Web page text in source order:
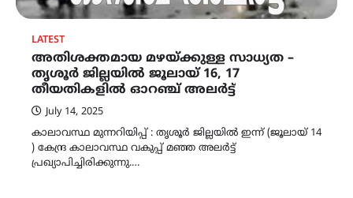
LATEST
അതിശക്തമായ മഴയ്ക്കുള്ള സാധ്യത –
തൃശൂർ ജില്ലയിൽ ജൂലായ് 16, 17
തീയതികളിൽ ഓറഞ്ച് അലർട്ട്
July 14, 2025
കാലാവസ്ഥ മുന്നറിയിപ്പ് : തൃശൂർ ജില്ലയിൽ ഇന്ന് (ജൂലായ് 14
) കേന്ദ്ര കാലാവസ്ഥ വകുപ്പ് മഞ്ഞ അലർട്ട്
പ്രഖ്യാപിച്ചിരിക്കുന്നു.…